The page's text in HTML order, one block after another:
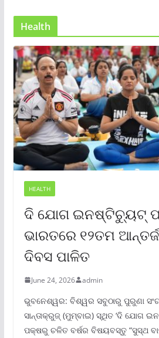
Health
HEALTH
ଦି ଯୋଗ ଇନଷ୍ଟିଚ୍ୟୁଟ୍
ଭାରତରେ ୧୨ତମ
ଦିବସ ପାଳିତ
June 24, 2026 admin
ଭୁବନେଶ୍ୱର: ବିଶ୍ୱର ସବୁଠାରୁ ପୁରୁଣା
ସାନ୍ତାକ୍ରୁଜ୍ (ମୁମ୍ବାଇ) ସ୍ଥିତ ‘ଦି ଯୋଗ
ପକ୍ଷରୁ ଚଳିତ ବର୍ଷର ବିଷୟବସ୍ତୁ “ସୁସ୍ଥ